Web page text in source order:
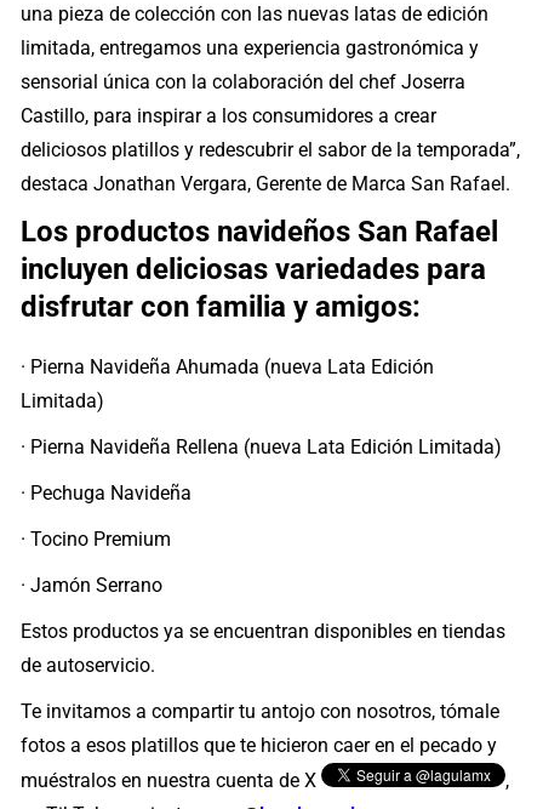
una pieza de colección con las nuevas latas de edición
limitada, entregamos una experiencia gastronómica y
sensorial única con la colaboración del chef Joserra
Castillo, para inspirar a los consumidores a crear
deliciosos platillos y redescubrir el sabor de la temporada”,
destaca Jonathan Vergara, Gerente de Marca San Rafael.
Los productos navideños San Rafael
incluyen deliciosas variedades para
disfrutar con familia y amigos:
· Pierna Navideña Ahumada (nueva Lata Edición
Limitada)
· Pierna Navideña Rellena (nueva Lata Edición Limitada)
· Pechuga Navideña
· Tocino Premium
· Jamón Serrano
Estos productos ya se encuentran disponibles en tiendas
de autoservicio.
Te invitamos a compartir tu antojo con nosotros, tómale
fotos a esos platillos que te hicieron caer en el pecado y
muéstralos en nuestra cuenta de X
,